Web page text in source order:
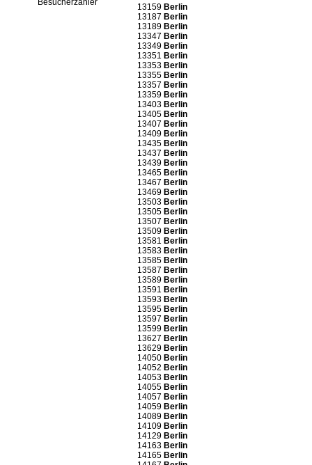
Besucherzähler
13159 Berlin
13187 Berlin
13189 Berlin
13347 Berlin
13349 Berlin
13351 Berlin
13353 Berlin
13355 Berlin
13357 Berlin
13359 Berlin
13403 Berlin
13405 Berlin
13407 Berlin
13409 Berlin
13435 Berlin
13437 Berlin
13439 Berlin
13465 Berlin
13467 Berlin
13469 Berlin
13503 Berlin
13505 Berlin
13507 Berlin
13509 Berlin
13581 Berlin
13583 Berlin
13585 Berlin
13587 Berlin
13589 Berlin
13591 Berlin
13593 Berlin
13595 Berlin
13597 Berlin
13599 Berlin
13627 Berlin
13629 Berlin
14050 Berlin
14052 Berlin
14053 Berlin
14055 Berlin
14057 Berlin
14059 Berlin
14089 Berlin
14109 Berlin
14129 Berlin
14163 Berlin
14165 Berlin